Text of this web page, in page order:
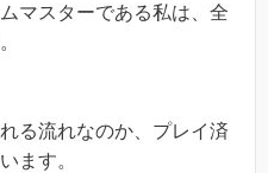
マスターである私は、全
る流れなのか、プレイ済
ます。